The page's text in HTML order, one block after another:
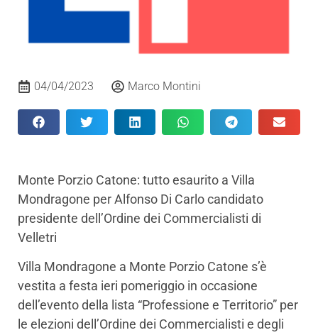
04/04/2023 Marco Montini
Monte Porzio Catone: tutto esaurito a Villa
Mondragone per Alfonso Di Carlo candidato
presidente dell’Ordine dei Commercialisti di
Velletri
Villa Mondragone a Monte Porzio Catone s’è
vestita a festa ieri pomeriggio in occasione
dell’evento della lista “Professione e Territorio” per
le elezioni dell’Ordine dei Commercialisti e degli